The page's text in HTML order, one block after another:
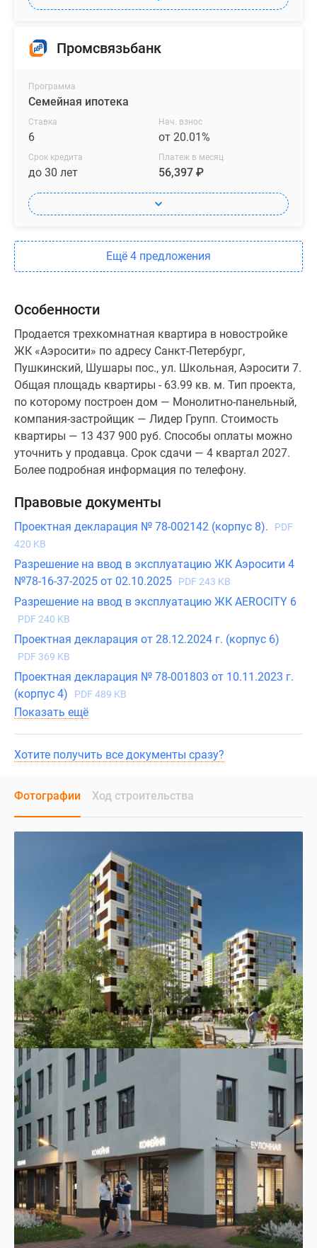
Промсвязьбанк
Программа
Семейная ипотека
Ставка
6
Нач. взнос
от 20.01%
Срок кредита
до 30 лет
Платеж в месяц
56,397 ₽
Ещё 4 предложения
Особенности
Продается трехкомнатная квартира в новостройке
ЖК «Аэросити» по адресу Санкт-Петербург,
Пушкинский, Шушары пос., ул. Школьная, Аэросити 7.
Общая площадь квартиры - 63.99 кв. м. Тип проекта,
по которому построен дом — Монолитно-панельный,
компания-застройщик — Лидер Групп. Стоимость
квартиры — 13 437 900 руб. Способы оплаты можно
уточнить у продавца. Срок сдачи — 4 квартал 2027.
Более подробная информация по телефону.
Правовые документы
Проектная декларация № 78-002142 (корпус 8).
PDF
420 KB
Разрешение на ввод в эксплуатацию ЖК Аэросити 4
№78-16-37-2025 от 02.10.2025
PDF 243 KB
Разрешение на ввод в эксплуатацию ЖК AEROCITY 6
PDF 240 KB
Проектная декларация от 28.12.2024 г. (корпус 6)
PDF 369 KB
Проектная декларация № 78-001803 от 10.11.2023 г.
(корпус 4)
PDF 489 KB
Показать ещё
Хотите получить все документы сразу?
Фотографии Ход строительства